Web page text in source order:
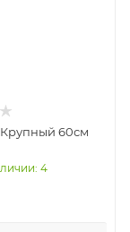
Крупный 60см
4